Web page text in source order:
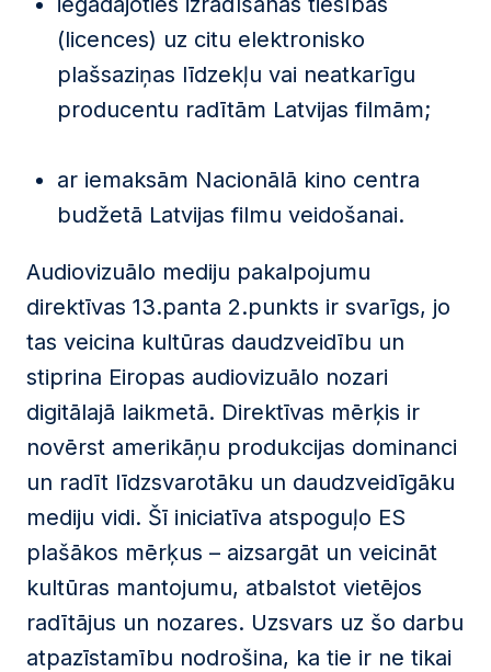
(licences) uz citu elektronisko
plašsaziņas līdzekļu vai neatkarīgu
producentu radītām Latvijas filmām;
ar iemaksām Nacionālā kino centra
budžetā Latvijas filmu veidošanai.
Audiovizuālo mediju pakalpojumu
direktīvas 13.panta 2.punkts ir svarīgs, jo
tas veicina kultūras daudzveidību un
stiprina Eiropas audiovizuālo nozari
digitālajā laikmetā. Direktīvas mērķis ir
novērst amerikāņu produkcijas dominanci
un radīt līdzsvarotāku un daudzveidīgāku
mediju vidi. Šī iniciatīva atspoguļo ES
plašākos mērķus – aizsargāt un veicināt
kultūras mantojumu, atbalstot vietējos
radītājus un nozares. Uzsvars uz šo darbu
atpazīstamību nodrošina, ka tie ir ne tikai